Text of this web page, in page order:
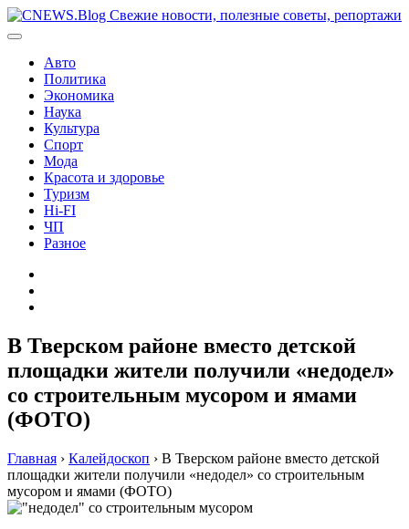
Перейти
к
Авто
Политика
Экономика
Наука
Культура
Спорт
Мода
Красота и здоровье
Туризм
Hi-FI
ЧП
Разное
В Тверском районе вместо детской
площадки жители получили «недодел»
со строительным мусором и ямами
(ФОТО)
Главная › Калейдоскоп › В Тверском районе вместо детской
площадки жители получили «недодел» со строительным
мусором и ямами (ФОТО)